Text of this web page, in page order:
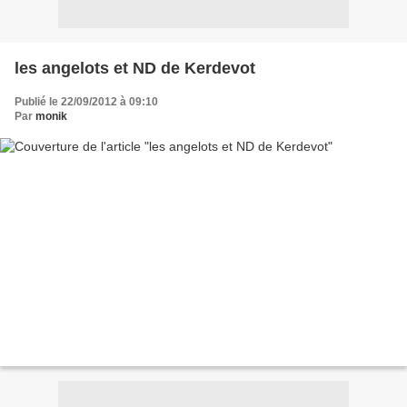
les angelots et ND de Kerdevot
Publié le 22/09/2012 à 09:10
Par monik